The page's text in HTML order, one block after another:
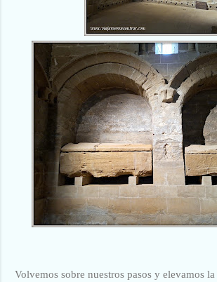
Volvemos sobre nuestros pasos y elevamos